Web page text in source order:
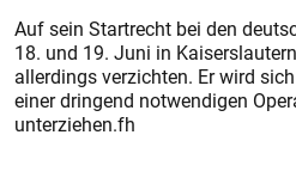
Auf sein Startrecht bei den
18. und 19. Juni in
allerdings verzichten. Er wird
einer dringend notwendigen
unterziehen.fh